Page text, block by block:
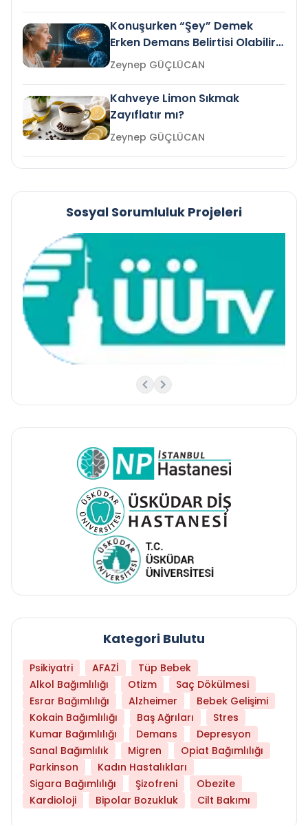
Konuşurken “Şey” Demek
Erken Demans Belirtisi Olabilir
mi?
Zeynep GÜÇLÜCAN
Kahveye Limon Sıkmak
Zayıflatır mı?
Zeynep GÜÇLÜCAN
Sosyal Sorumluluk Projeleri
Kategori Bulutu
Psikiyatri AFAZİ
Tüp Bebek
Alkol Bağımlılığı
Otizm
Saç Dökülmesi
Esrar Bağımlılığı
Alzheimer
Bebek Gelişimi
Kokain Bağımlılığı
Baş Ağrıları
Stres
Kumar Bağımlılığı
Demans
Depresyon
Sanal Bağımlılık
Migren
Opiat Bağımlılığı
Parkinson
Kadın Hastalıkları
Sigara Bağımlılığı
Şizofreni
Obezite
Kardioloji
Bipolar Bozukluk Cilt Bakımı